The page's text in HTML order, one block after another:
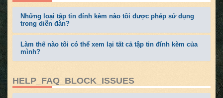
Những loại tập tin đính kèm nào tôi được phép sử dụng
trong diễn đàn?
Làm thế nào tôi có thể xem lại tất cả tập tin đính kèm của
mình?
HELP_FAQ_BLOCK_ISSUES